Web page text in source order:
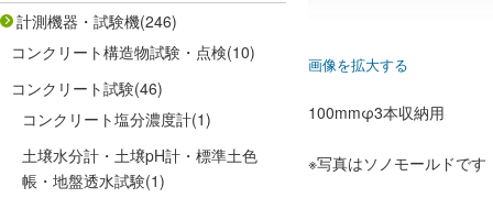
計測機器・試験機(246)
コンクリート構造物試験・点検(10)
コンクリート試験(46)
コンクリート塩分濃度計(1)
土壌水分計・土壌pH計・標準土色
帳・地盤透水試験(1)
画像を拡大する
100mmφ3本収納用
※写真はソノモールドです